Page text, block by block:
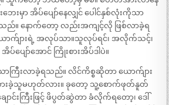
ေးမှာ အိပ်ပျော်နေလျှင် ပေါင်နှစ်လုံးကိုသာ
သည်။ နောက်တော့ လည်းအကျင့်လို ဖြစ်လာခဲ့ရ
ာက်ျားရဲ့ အလုပ်သာ။သူလုပ်ရင်၊ အလိုက်သင့်၊
ျော်အောင် ကြိုးစားအိပ်ဒါပဲ။
ကြီးလာခဲ့ရသည်။ လိင်ကိစ္စဆိုတာ ယောက်ျား
သူမဟုတ်လား။ ခုတော့ သူ့စောက်ဖုတ်နူတ်
ာင်းကြီးဖြင့် ဖိပွတ်ဆွဲတာ ခံလိုက်ရတော့၊ ဒေါ်